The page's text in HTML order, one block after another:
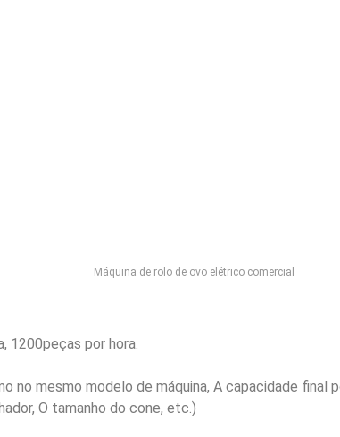
Máquina de rolo de ovo elétrico comercial
1200peças por hora.
no mesmo modelo de máquina, A capacidade final
O tamanho do cone, etc.)